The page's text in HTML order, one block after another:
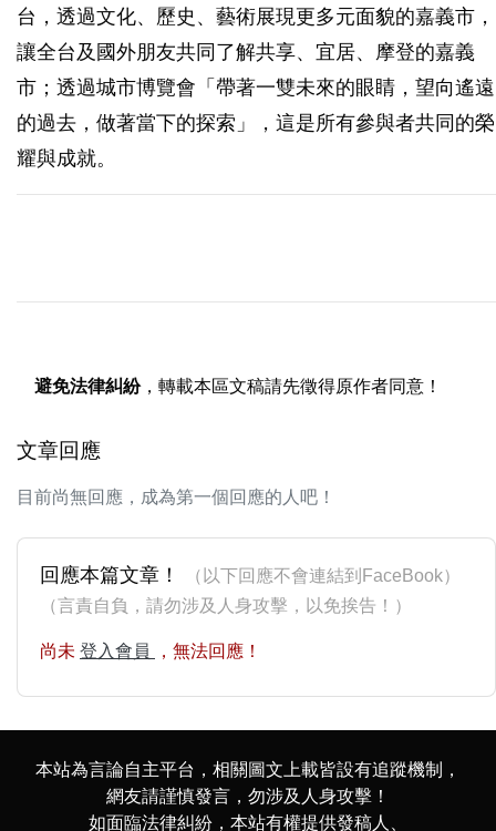
台，透過文化、歷史、藝術展現更多元面貌的嘉義市，
讓全台及國外朋友共同了解共享、宜居、摩登的嘉義
市；透過城市博覽會「帶著一雙未來的眼睛，望向遙遠
的過去，做著當下的探索」，這是所有參與者共同的榮
耀與成就。
避免法律糾紛，轉載本區文稿請先徵得原作者同意！
文章回應
目前尚無回應，成為第一個回應的人吧！
回應本篇文章！
（以下回應不會連結到FaceBook）
（言責自負，請勿涉及人身攻擊，以免挨告！）
尚未 登入會員 ，無法回應！
本站為言論自主平台，相關圖文上載皆設有追蹤機制，
網友請謹慎發言，勿涉及人身攻擊！
如面臨法律糾紛，本站有權提供發稿人、